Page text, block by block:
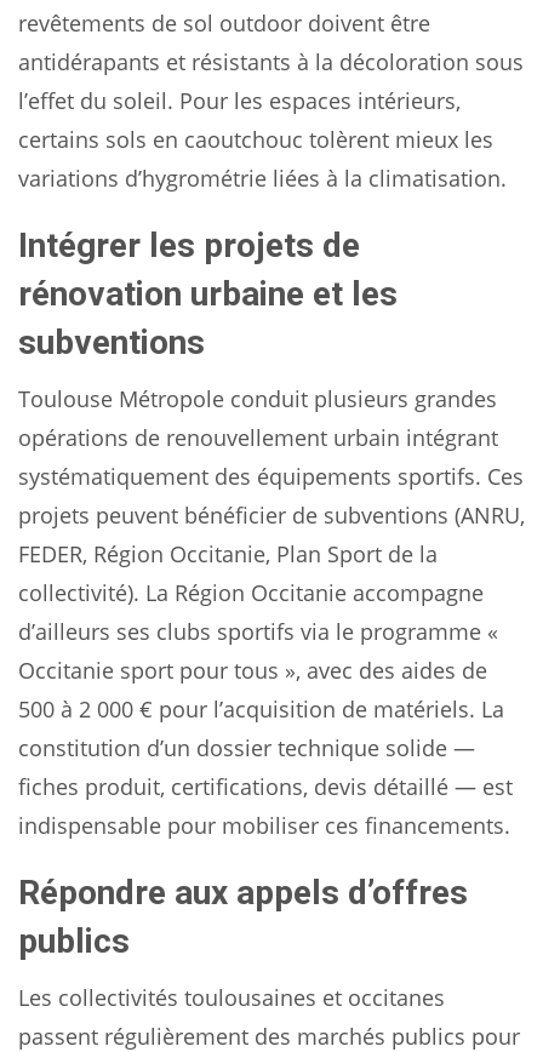
revêtements de sol outdoor doivent être
antidérapants et résistants à la décoloration sous
l’effet du soleil. Pour les espaces intérieurs,
certains sols en caoutchouc tolèrent mieux les
variations d’hygrométrie liées à la climatisation.
Intégrer les projets de
rénovation urbaine et les
subventions
Toulouse Métropole conduit plusieurs grandes
opérations de renouvellement urbain intégrant
systématiquement des équipements sportifs. Ces
projets peuvent bénéficier de subventions (ANRU,
FEDER, Région Occitanie, Plan Sport de la
collectivité). La Région Occitanie accompagne
d’ailleurs ses clubs sportifs via le programme «
Occitanie sport pour tous », avec des aides de
500 à 2 000 € pour l’acquisition de matériels. La
constitution d’un dossier technique solide —
fiches produit, certifications, devis détaillé — est
indispensable pour mobiliser ces financements.
Répondre aux appels d’offres
publics
Les collectivités toulousaines et occitanes
passent régulièrement des marchés publics pour